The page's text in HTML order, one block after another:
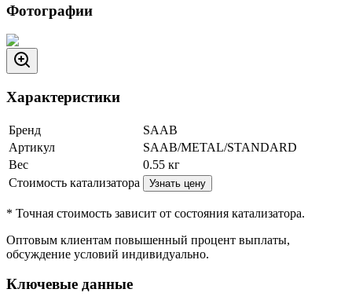
Фотографии
Характеристики
Бренд
SAAB
Артикул
SAAB/METAL/STANDARD
Вес
0.55 кг
Стоимость катализатора
Узнать цену
* Точная стоимость зависит от состояния катализатора.
Оптовым клиентам повышенный процент выплаты,
обсуждение условий индивидуально.
Ключевые данные